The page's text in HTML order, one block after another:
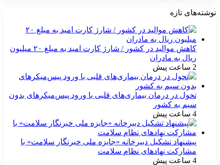
نوشته‌های تازه
کاهش موالید در کشور / شارژ کارت امید به مبلغ ۲۰ میلیون
ریال به مادران
2 ساعت پیش
تحول در درمان بیماری‌های قلبی با ورود پیس‌میکرهای بدون
سیم به کشور
4 ساعت پیش
پیشنهاد تشکیل دبیرخانه «جایزه ملی خبرنگار سلامت» با
مشارکت نهادهای نظام سلامت
4 ساعت پیش